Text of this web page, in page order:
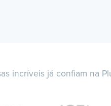
incríveis já confiam na